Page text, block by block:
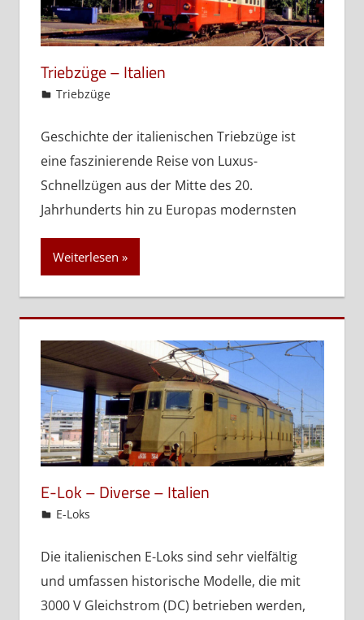
Triebzüge – Italien
admin
Triebzüge
Geschichte der italienischen Triebzüge ist
eine faszinierende Reise von Luxus-
Schnellzügen aus der Mitte des 20.
Jahrhunderts hin zu Europas modernsten
Weiterlesen
E-Lok – Diverse – Italien
admin
E-Loks
Die italienischen E-Loks sind sehr vielfältig
und umfassen historische Modelle, die mit
3000 V Gleichstrom (DC) betrieben werden,